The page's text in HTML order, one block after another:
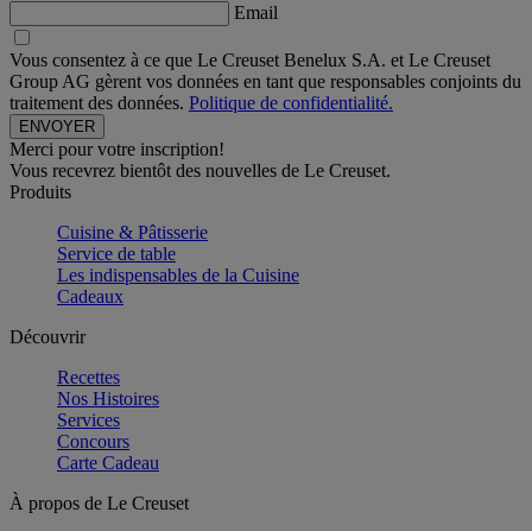
Email
Vous consentez à ce que Le Creuset Benelux S.A. et Le Creuset
Group AG gèrent vos données en tant que responsables conjoints du
traitement des données. Politique de confidentialité.
Merci pour votre inscription!
Vous recevrez bientôt des nouvelles de Le Creuset.
Produits
Cuisine & Pâtisserie
Service de table
Les indispensables de la Cuisine
Cadeaux
Découvrir
Recettes
Nos Histoires
Services
Concours
Carte Cadeau
À propos de Le Creuset